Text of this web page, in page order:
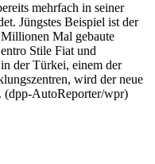
mehrfach in seiner
Jüngstes Beispiel ist der
Mal gebaute
Stile Fiat und
der Türkei, einem der
wird der neue
(dpp-AutoReporter/wpr)